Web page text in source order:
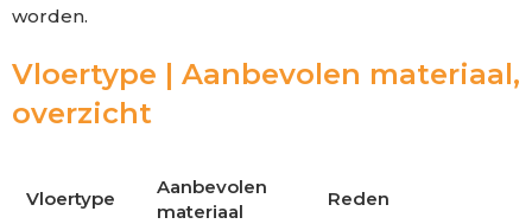
worden.
Vloertype | Aanbevolen materiaal,
overzicht
Vloertype
Aanbevolen
materiaal
Reden